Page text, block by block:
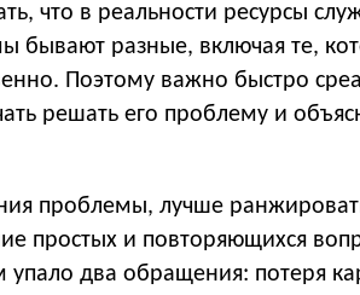
что в реальности ресурсы
бывают разные, включая те,
Поэтому важно быстро
решать его проблему и
проблемы, лучше
простых и повторяющихся
упало два обращения: потеря